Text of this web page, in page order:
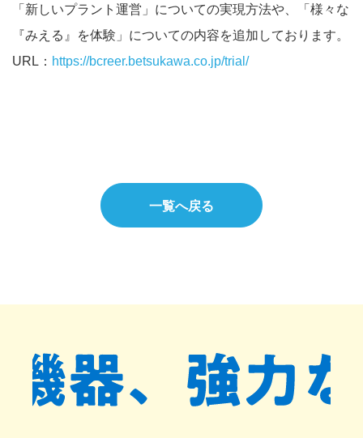
「新しいプラント運営」についての実現方法や、「様々な
『みえる』を体験」についての内容を追加しております。
URL： https://bcreer.betsukawa.co.jp/trial/
一覧へ戻る